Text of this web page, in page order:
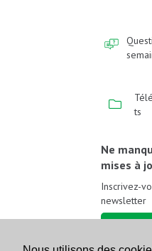
ts
Ne
mises à
Inscrivez-
newsletter